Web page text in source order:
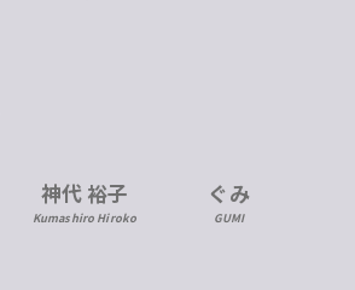
神代 裕子
Kumashiro Hiroko
ぐみ
GUMI